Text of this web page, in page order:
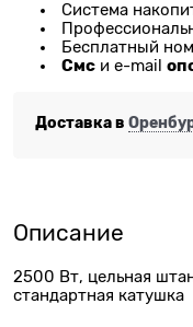
Система
Бесплатный
Смс и e-mail
Доставка в
Описание
2500 Вт, цельная
стандартная катушка